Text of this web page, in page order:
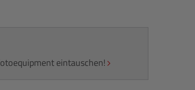
eintauschen!